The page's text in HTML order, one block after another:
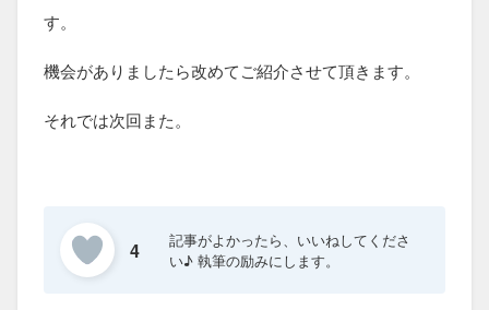
す。
機会がありましたら改めてご紹介させて頂きます。
それでは次回また。
4